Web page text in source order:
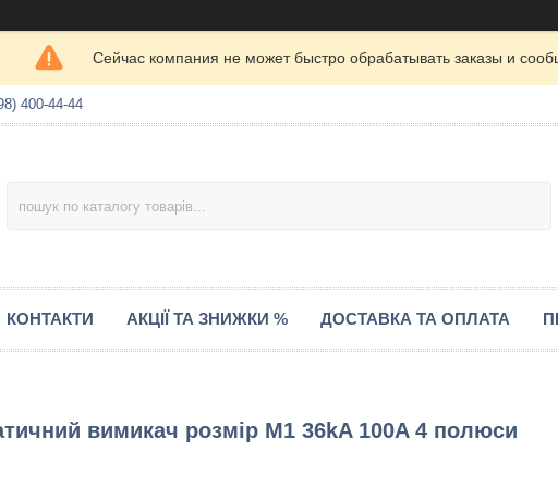
Сейчас компания не может быстро обрабатывать заказы и
400-44-44
КОНТАКТИ АКЦІЇ ТА ЗНИЖКИ % ДОСТАВКА ТА ОПЛАТА
вимикач розмір M1 36kA 100A 4 полюси